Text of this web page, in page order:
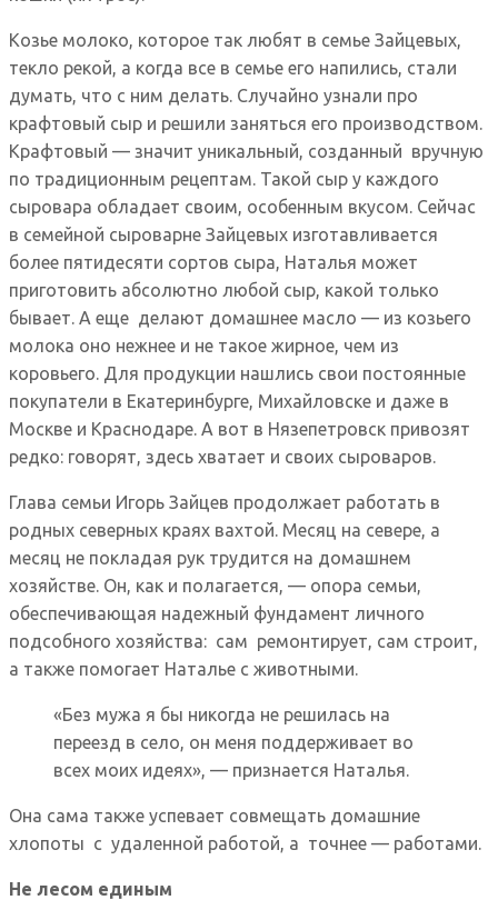
Козье молоко, которое так любят в семье Зайцевых,
текло рекой, а когда все в семье его напились, стали
думать, что с ним делать. Случайно узнали про
крафтовый сыр и решили заняться его производством.
Крафтовый — значит уникальный, созданный вручную
по традиционным рецептам. Такой сыр у каждого
сыровара обладает своим, особенным вкусом. Сейчас
в семейной сыроварне Зайцевых изготавливается
более пятидесяти сортов сыра, Наталья может
приготовить абсолютно любой сыр, какой только
бывает. А еще делают домашнее масло — из козьего
молока оно нежнее и не такое жирное, чем из
коровьего. Для продукции нашлись свои постоянные
покупатели в Екатеринбурге, Михайловске и даже в
Москве и Краснодаре. А вот в Нязепетровск привозят
редко: говорят, здесь хватает и своих сыроваров.
Глава семьи Игорь Зайцев продолжает работать в
родных северных краях вахтой. Месяц на севере, а
месяц не покладая рук трудится на домашнем
хозяйстве. Он, как и полагается, — опора семьи,
обеспечивающая надежный фундамент личного
подсобного хозяйства: сам ремонтирует, сам строит,
а также помогает Наталье с животными.
«Без мужа я бы никогда не решилась на
переезд в село, он меня поддерживает во
всех моих идеях», — признается Наталья.
Она сама также успевает совмещать домашние
хлопоты с удаленной работой, а точнее — работами.
Не лесом единым